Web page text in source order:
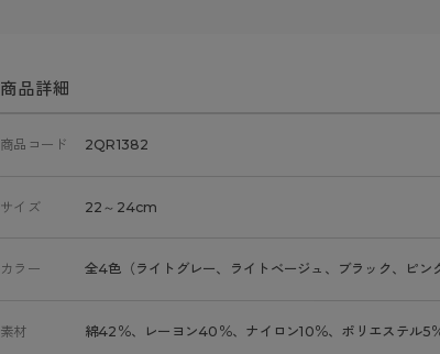
商品詳細
商品コード 2QR1382
サイズ 22～24cm
カラー 全4色（ライトグレー、ライトベージュ、ブラック、ピン
素材 綿42％、レーヨン40％、ナイロン10％、ポリエステル5